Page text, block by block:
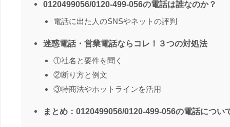
0120499056/0120-499-056の電話は誰なのか？
電話に出た人のSNSやネットの評判
迷惑電話・営業電話ならコレ！３つの対処法
①社名と要件を聞く
②断り方と例文
③特商法やホットラインを活用
まとめ：0120499056/0120-499-056の電話につい